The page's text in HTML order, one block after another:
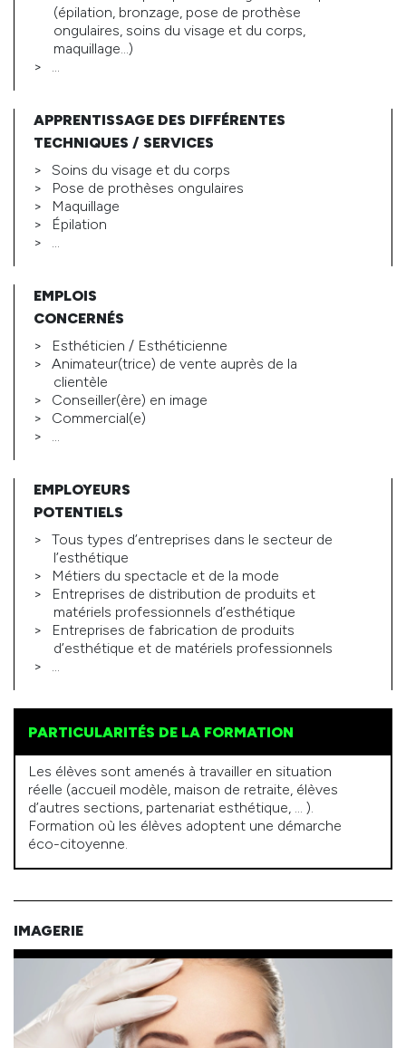
(épilation, bronzage, pose de prothèse
ongulaires, soins du visage et du corps,
maquillage…)
...
APPRENTISSAGE DES DIFFÉRENTES
TECHNIQUES / SERVICES
Soins du visage et du corps
Pose de prothèses ongulaires
Maquillage
Épilation
…
EMPLOIS
CONCERNÉS
Esthéticien / Esthéticienne
Animateur(trice) de vente auprès de la
clientèle
Conseiller(ère) en image
Commercial(e)
…
EMPLOYEURS
POTENTIELS
Tous types d’entreprises dans le secteur de
l’esthétique
Métiers du spectacle et de la mode
Entreprises de distribution de produits et
matériels professionnels d’esthétique
Entreprises de fabrication de produits
d’esthétique et de matériels professionnels
…
PARTICULARITÉS DE LA FORMATION
Les élèves sont amenés à travailler en situation
réelle (accueil modèle, maison de retraite, élèves
d’autres sections, partenariat esthétique, … ).
Formation où les élèves adoptent une démarche
éco-citoyenne.
IMAGERIE